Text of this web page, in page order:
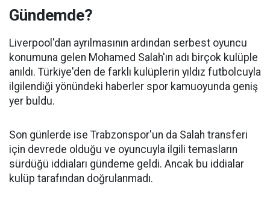
Gündemde?
Liverpool'dan ayrılmasının ardından serbest oyuncu
konumuna gelen Mohamed Salah'ın adı birçok kulüple
anıldı. Türkiye'den de farklı kulüplerin yıldız futbolcuyla
ilgilendiği yönündeki haberler spor kamuoyunda geniş
yer buldu.
Son günlerde ise Trabzonspor'un da Salah transferi
için devrede olduğu ve oyuncuyla ilgili temasların
sürdüğü iddiaları gündeme geldi. Ancak bu iddialar
kulüp tarafından doğrulanmadı.